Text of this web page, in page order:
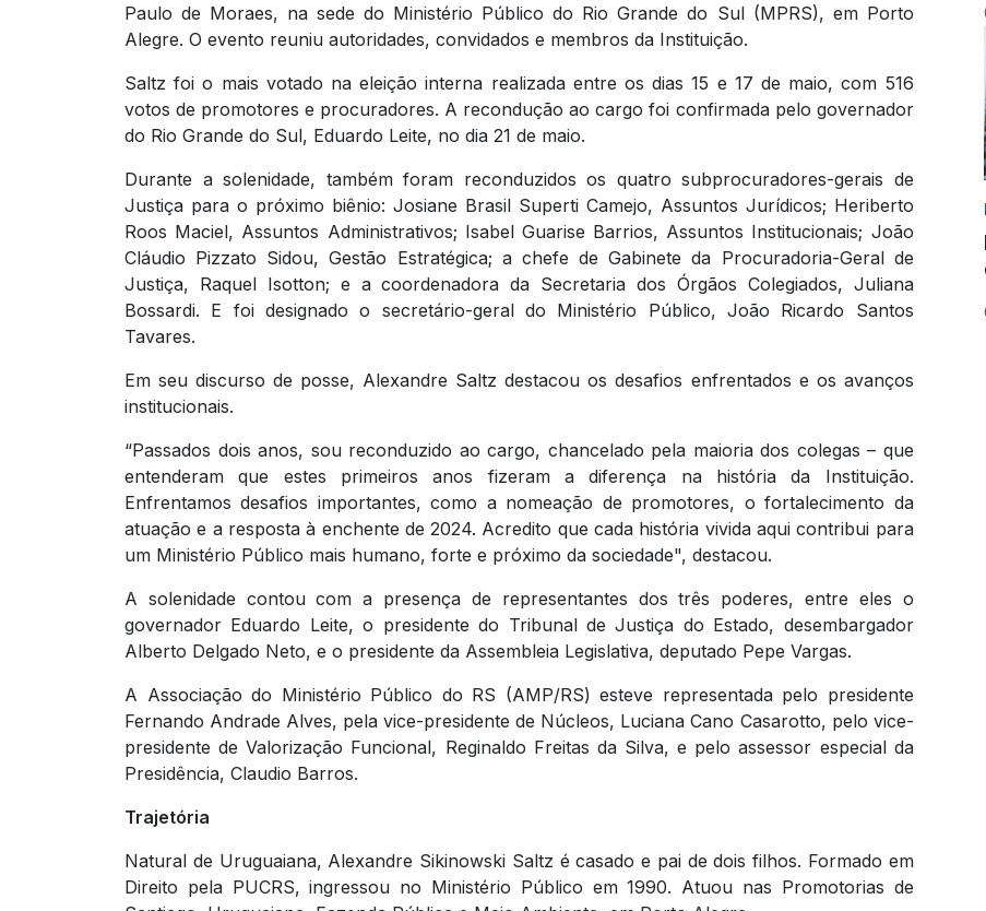
Paulo de Moraes, na sede do Ministério Público do Rio Grande do Sul (MPRS), em Porto
Alegre. O evento reuniu autoridades, convidados e membros da Instituição.
Saltz foi o mais votado na eleição interna realizada entre os dias 15 e 17 de maio, com 516
votos de promotores e procuradores. A recondução ao cargo foi confirmada pelo governador
do Rio Grande do Sul, Eduardo Leite, no dia 21 de maio.
Durante a solenidade, também foram reconduzidos os quatro subprocuradores-gerais de
Justiça para o próximo biênio: Josiane Brasil Superti Camejo, Assuntos Jurídicos; Heriberto
Roos Maciel, Assuntos Administrativos; Isabel Guarise Barrios, Assuntos Institucionais; João
Cláudio Pizzato Sidou, Gestão Estratégica; a chefe de Gabinete da Procuradoria-Geral de
Justiça, Raquel Isotton; e a coordenadora da Secretaria dos Órgãos Colegiados, Juliana
Bossardi. E foi designado o secretário-geral do Ministério Público, João Ricardo Santos
Tavares.
Em seu discurso de posse, Alexandre Saltz destacou os desafios enfrentados e os avanços
institucionais.
“Passados dois anos, sou reconduzido ao cargo, chancelado pela maioria dos colegas – que
entenderam que estes primeiros anos fizeram a diferença na história da Instituição.
Enfrentamos desafios importantes, como a nomeação de promotores, o fortalecimento da
atuação e a resposta à enchente de 2024. Acredito que cada história vivida aqui contribui para
um Ministério Público mais humano, forte e próximo da sociedade", destacou.
A solenidade contou com a presença de representantes dos três poderes, entre eles o
governador Eduardo Leite, o presidente do Tribunal de Justiça do Estado, desembargador
Alberto Delgado Neto, e o presidente da Assembleia Legislativa, deputado Pepe Vargas.
A Associação do Ministério Público do RS (AMP/RS) esteve representada pelo presidente
Fernando Andrade Alves, pela vice-presidente de Núcleos, Luciana Cano Casarotto, pelo vice-
presidente de Valorização Funcional, Reginaldo Freitas da Silva, e pelo assessor especial da
Presidência, Claudio Barros.
Trajetória
Natural de Uruguaiana, Alexandre Sikinowski Saltz é casado e pai de dois filhos. Formado em
Direito pela PUCRS, ingressou no Ministério Público em 1990. Atuou nas Promotorias de